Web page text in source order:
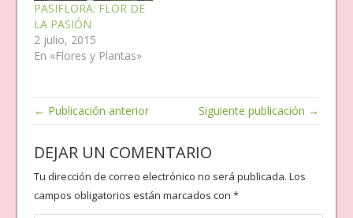
PASIFLORA: FLOR DE
LA PASIÓN
2 julio, 2015
En «Flores y Plantas»
← Publicación anterior Siguiente publicación →
DEJAR UN COMENTARIO
Tu dirección de correo electrónico no será publicada. Los
campos obligatorios están marcados con *